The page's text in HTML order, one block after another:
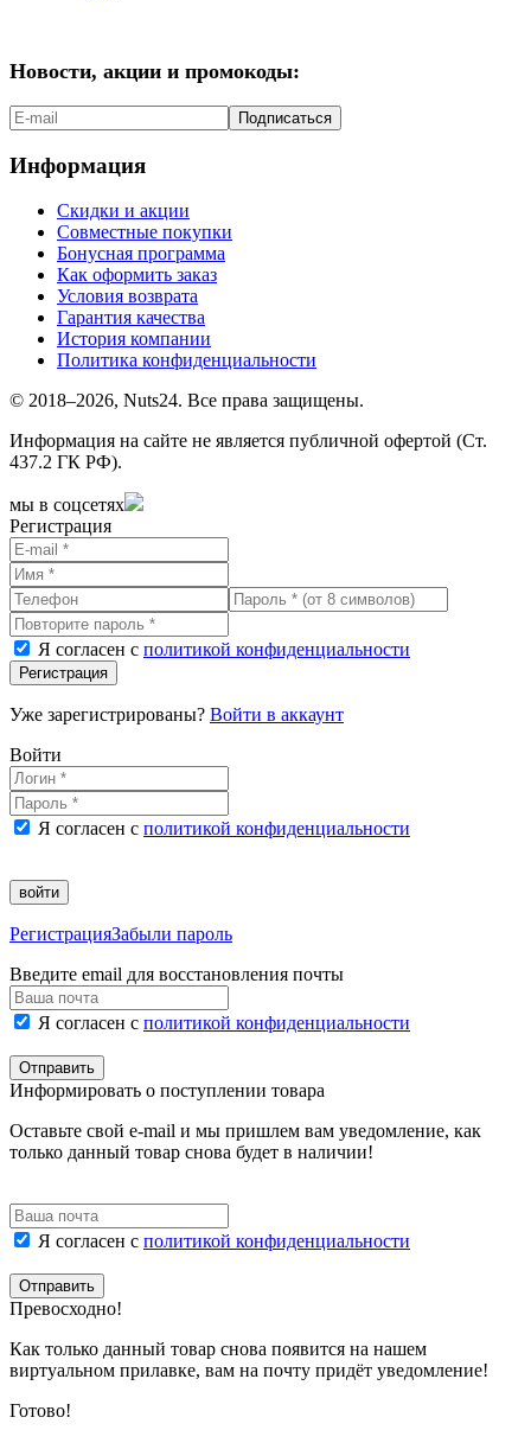
Новости, акции и промокоды:
Подписаться
Информация
Скидки и акции
Совместные покупки
Бонусная программа
Как оформить заказ
Условия возврата
Гарантия качества
История компании
Политика конфиденциальности
© 2018–2026, Nuts24. Все права защищены.
Информация на сайте не является публичной офертой (Ст.
437.2 ГК РФ).
мы в соцсетях
Регистрация
Я согласен с политикой конфиденциальности
Регистрация
Уже зарегистрированы? Войти в аккаунт
Войти
Я согласен с политикой конфиденциальности
войти
РегистрацияЗабыли пароль
Введите email для восстановления почты
Я согласен с политикой конфиденциальности
Отправить
Информировать о поступлении товара
Оставьте свой e-mail и мы пришлем вам уведомление, как
только данный товар снова будет в наличии!
Я согласен с политикой конфиденциальности
Отправить
Превосходно!
Как только данный товар снова появится на нашем
виртуальном прилавке, вам на почту придёт уведомление!
Готово!